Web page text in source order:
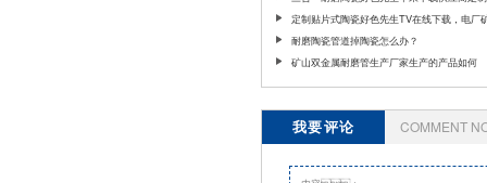
[好色先生破解版]
定制贴片式陶瓷好色先生TV在线下载，电厂
磨输送解决方案
耐磨陶瓷管道掉陶瓷怎么办？
矿山双金属耐磨管生产厂家生产的产品如何
我要评论 COMMENT